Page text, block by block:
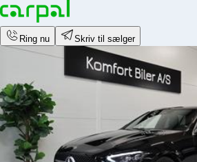
Ring nu Skriv til sælger